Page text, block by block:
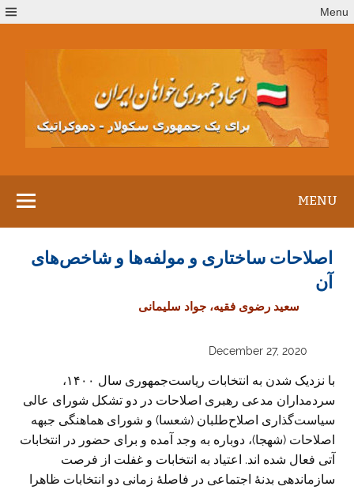
to
Menu
MENU
اصلاحات ساختاری و مولفه‌ها و شاخص‌های
آن
سعید رضوی فقیه، جواد سلیمانی
December 27, 2020
با نزدیک شدن به انتخابات ریاست‌‌جمهوری سال ۱۴۰۰،
سردمداران مدعی رهبری اصلاحات در دو تشکل شورای‌ عالی
سیاست‌گذاری اصلاح‌طلبان (شعسا) و شورای هماهنگی جبهه
اصلاحات (شهجا)، دوباره به وجد آمده و برای حضور در انتخابات
آتی فعال شده اند. اعتیاد به انتخابات و غفلت از فرصت
سازماندهی بدنۀ اجتماعی در فاصلۀ زمانی دو انتخابات ظاهرا